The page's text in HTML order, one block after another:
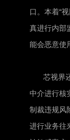
口。本着“
真进行内部
能会恶意使
芯视界
中介进行核
制裁违规风
进行业务往